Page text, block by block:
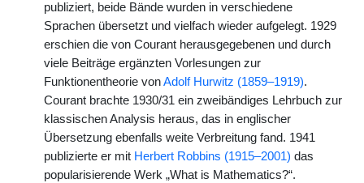
publiziert, beide Bände wurden in verschiedene
Sprachen übersetzt und vielfach wieder aufgelegt. 1929
erschien die von Courant herausgegebenen und durch
viele Beiträge ergänzten Vorlesungen zur
Funktionentheorie vonAdolf Hurwitz (1859–1919).
Courant brachte 1930/31 ein zweibändiges Lehrbuch zur
klassischen Analysis heraus, das in englischer
Übersetzung ebenfalls weite Verbreitung fand. 1941
publizierte er mit Herbert Robbins (1915–2001) das
popularisierende Werk „What is Mathematics?“.